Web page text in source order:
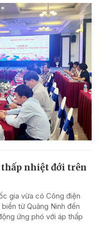
thấp nhiệt đới trên
gia vừa có Công điện
từ Quảng Ninh đến
ứng phó với áp thấp